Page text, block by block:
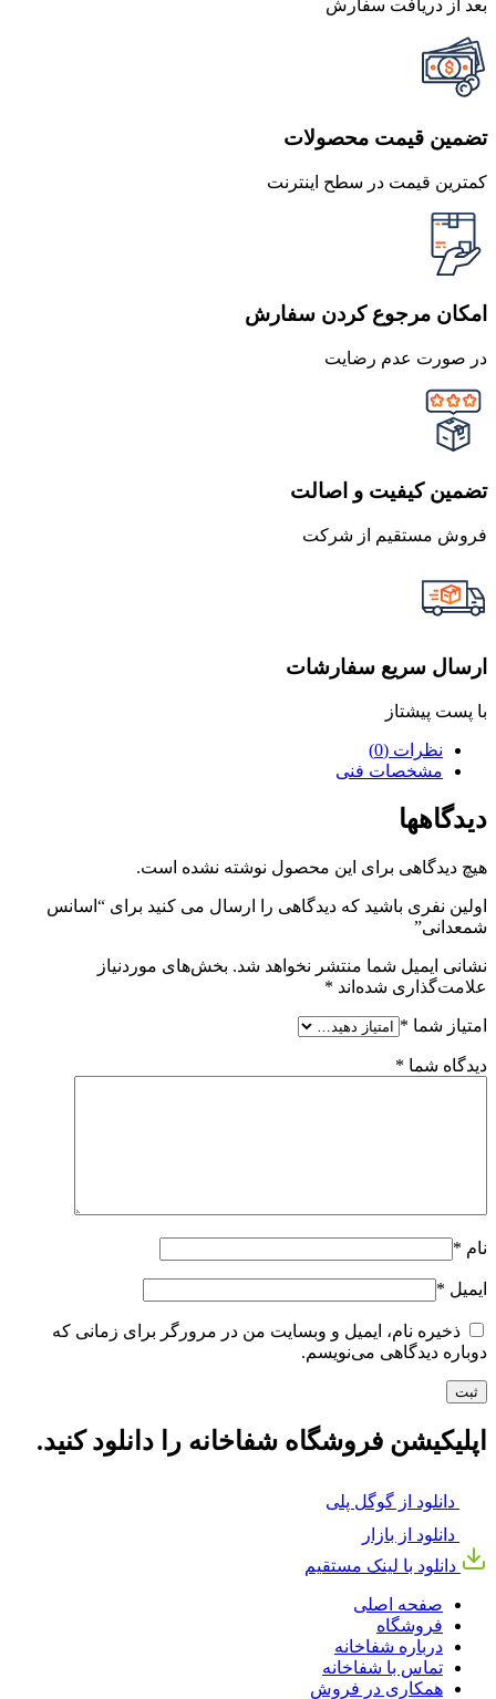
بعد از دریافت سفارش
تضمین قیمت محصولات
کمترین قیمت در سطح اینترنت
امکان مرجوع کردن سفارش
در صورت عدم رضایت
تضمین کیفیت و اصالت
فروش مستقیم از شرکت
ارسال سریع سفارشات
با پست پیشتاز
نظرات (0)
مشخصات فنی
دیدگاهها
هیچ دیدگاهی برای این محصول نوشته نشده است.
اولین نفری باشید که دیدگاهی را ارسال می کنید برای “اسانس
شمعدانی”
نشانی ایمیل شما منتشر نخواهد شد. بخش‌های موردنیاز
علامت‌گذاری شده‌اند *
امتیاز شما *
دیدگاه شما *
نام *
ایمیل *
ذخیره نام، ایمیل و وبسایت من در مرورگر برای زمانی که
دوباره دیدگاهی می‌نویسم.
اپلیکیشن فروشگاه شفاخانه را دانلود کنید.
دانلود از گوگل پلی
دانلود از بازار
دانلود با لینک مستقیم
صفحه اصلی
فروشگاه
درباره شفاخانه
تماس با شفاخانه
همکاری در فروش